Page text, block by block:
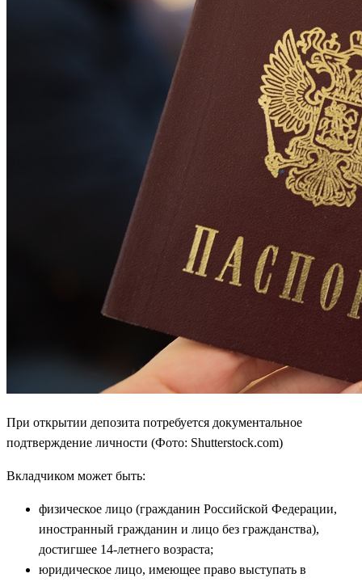
При открытии депозита потребуется документальное
подтверждение личности (Фото: Shutterstock.com)
Вкладчиком может быть:
физическое лицо (гражданин Российской Федерации,
иностранный гражданин и лицо без гражданства),
достигшее 14-летнего возраста;
юридическое лицо, имеющее право выступать в